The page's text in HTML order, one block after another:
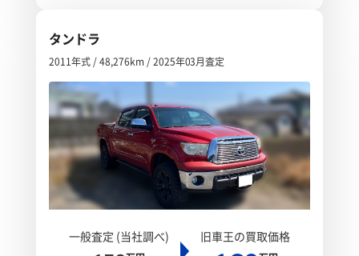
タンドラ
2011年式 / 48,276km / 2025年03月査定
一般査定 (当社調べ) 旧車王の買取価格